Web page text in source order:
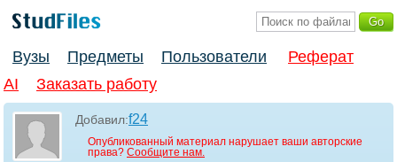
Вузы Предметы Пользователи
Реферат
AI
Заказать работу
Добавил:f24
Опубликованный материал нарушает ваши авторские
права? Сообщите нам.